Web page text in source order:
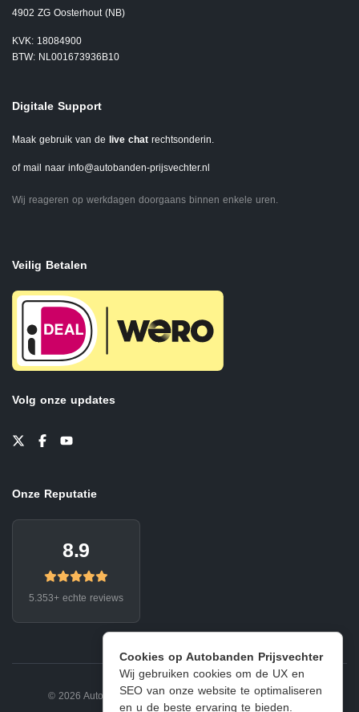
Cookies op Autobanden Prijsvechter
Wij gebruiken cookies om de UX en
SEO van onze website te optimaliseren
en u de beste ervaring te bieden.
4902 ZG Oosterhout (NB)
KVK: 18084900
BTW: NL001673936B10
Digitale Support
Maak gebruik van de live chat rechtsonderin.
of mail naar info@autobanden-prijsvechter.nl
Wij reageren op werkdagen doorgaans binnen enkele uren.
Veilig Betalen
Volg onze updates
Onze Reputatie
8.9
5.353+ echte reviews
© 2026 Autobanden Prijsvechter. Privacy | Voorwaarden